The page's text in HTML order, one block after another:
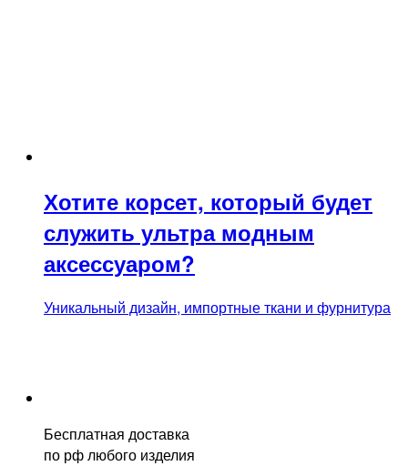
Хотите корсет, который будет
служить ультра модным
аксессуаром?
Уникальный дизайн, импортные ткани и фурнитура
Бесплатная доставка
по рф любого изделия